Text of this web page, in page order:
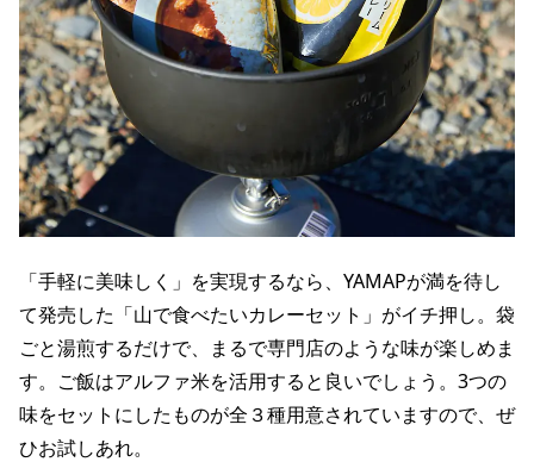
「手軽に美味しく」を実現するなら、YAMAPが満を待し
て発売した「山で食べたいカレーセット」がイチ押し。袋
ごと湯煎するだけで、まるで専門店のような味が楽しめま
す。ご飯はアルファ米を活用すると良いでしょう。3つの
味をセットにしたものが全３種用意されていますので、ぜ
ひお試しあれ。